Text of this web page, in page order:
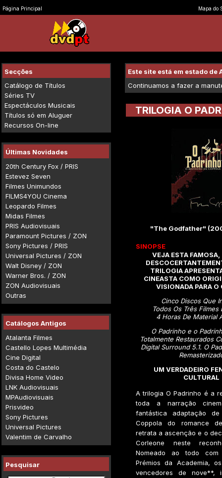
Página Principal Mapa do
Secções
Catálogo de Títulos
Séries TV
Espectáculos Musicais
Títulos só em Aluguer
Recursos On-line
Últimas Novidades
20th Century Fox / PRIS
Estevez Seven
Filmes Unimundos
FILMS4YOU Cinema
Leopardo Filmes
Midas Filmes
PRIS Audiovisuais
Paramount Pictures / ZON
Sony Pictures / PRIS
Universal Pictures / ZON
Walt Disney / ZON
Warner Bros. / ZON
ZON Audiovisuais
Outras
Catálogos Antigos
Atalanta Filmes
Castello Lopes Multimédia
Cine Digital
Costa do Castelo
Divisa Home Video
LNK Audiovisuais
MPAudiovisuais
Prisvideo
Sony Pictures
Universal Pictures
Valentim de Carvalho
Pesquisar
Este site está em estado de
Continuamos a fazer a
TRILOGIA O
"The Godfather"
SINOPSE
VEJA ESTA FAMOSA,
TRILOGIA
CINEASTA COMO
VISIONADA PARA O
Cinco Discos Que
Todos Os Três Filmes
4 Horas De Material
O Padrinho e o
Totalmente Restaurados
Digital Surround 5.1. O
UM VERDADEIRO
CULTURAL
A trilogia O Padrinho é a
toda a narração
fantástica adaptação
Coppola do romance
retrata a ascenção e o
Corleone neste
Nomeado ao todo
Prémios da Academia,
vencedores de nove**,